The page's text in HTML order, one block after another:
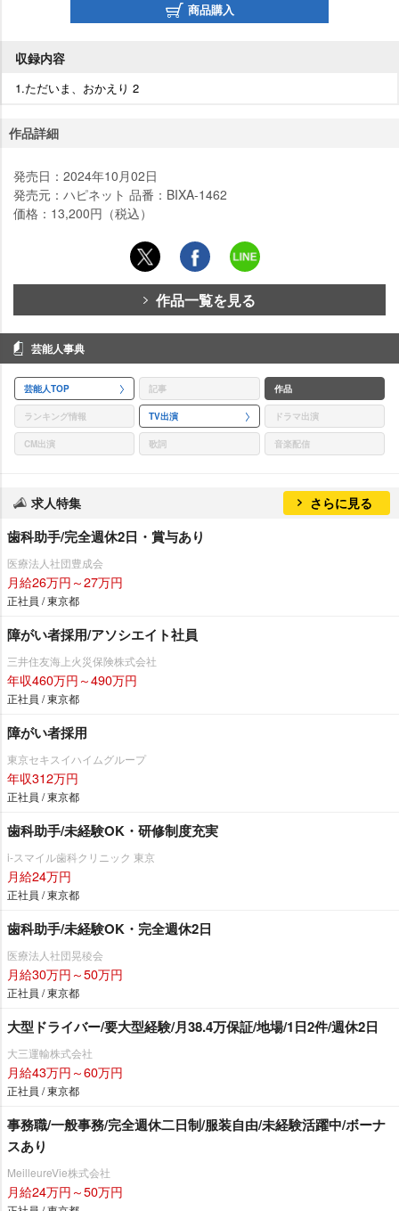
商品購入
収録内容
1.ただいま、おかえり 2
作品詳細
発売日：2024年10月02日
発売元：ハピネット 品番：BIXA-1462
価格：13,200円（税込）
作品一覧を見る
芸能人事典
芸能人TOP 記事 作品
ランキング情報 TV出演 ドラマ出演
CM出演 歌詞 音楽配信
求人特集 さらに見る
歯科助手/完全週休2日・賞与あり
医療法人社団豊成会
月給26万円～27万円
正社員 / 東京都
障がい者採用/アソシエイト社員
三井住友海上火災保険株式会社
年収460万円～490万円
正社員 / 東京都
障がい者採用
東京セキスイハイムグループ
年収312万円
正社員 / 東京都
歯科助手/未経験OK・研修制度充実
i-スマイル歯科クリニック 東京
月給24万円
正社員 / 東京都
歯科助手/未経験OK・完全週休2日
医療法人社団晃稜会
月給30万円～50万円
正社員 / 東京都
大型ドライバー/要大型経験/月38.4万保証/地場/1日2件/週休2日
大三運輸株式会社
月給43万円～60万円
正社員 / 東京都
事務職/一般事務/完全週休二日制/服装自由/未経験活躍中/ボーナ
スあり
MeilleureVie株式会社
月給24万円～50万円